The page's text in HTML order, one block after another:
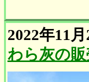
2022年11
わら灰の販